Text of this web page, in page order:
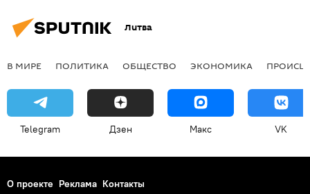
Литва
В МИРЕ ПОЛИТИКА ОБЩЕСТВО ЭКОНОМИКА
Telegram Дзен Макс VK
О проекте Реклама Контакты